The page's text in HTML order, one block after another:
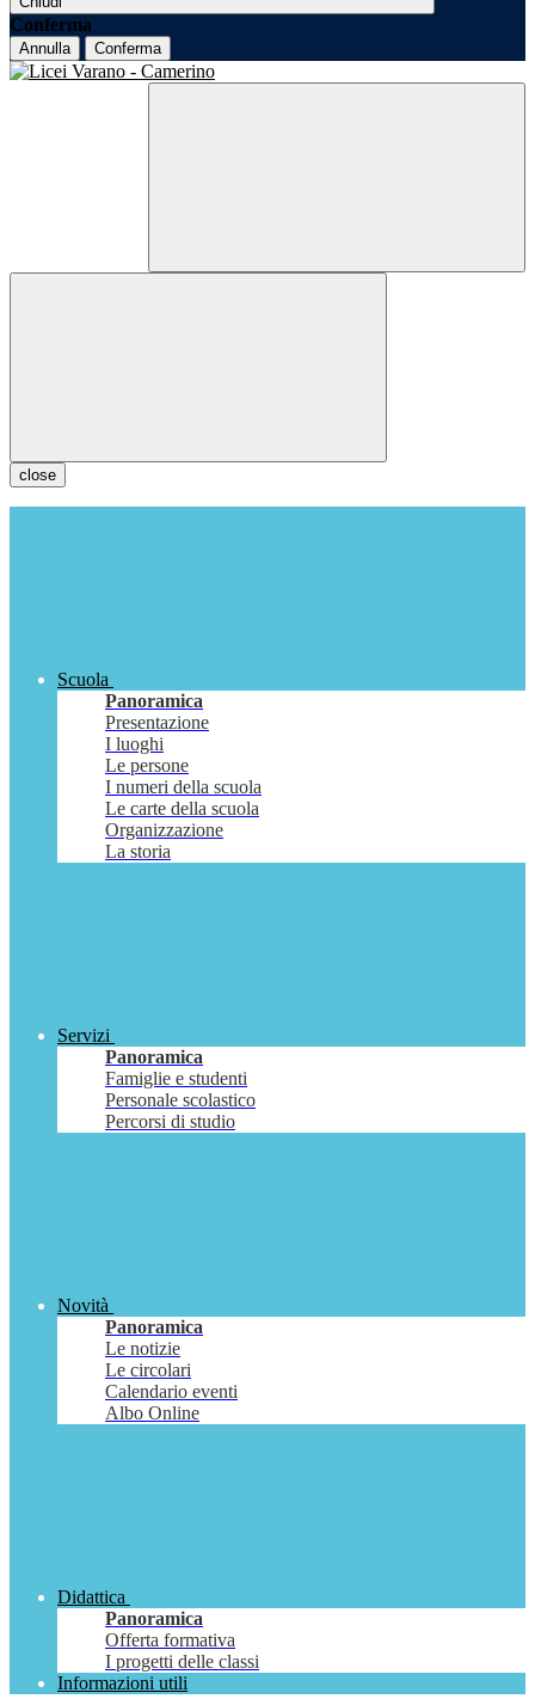
Conferma
Annulla Conferma
close
Scuola
Panoramica
Presentazione
I luoghi
Le persone
I numeri della scuola
Le carte della scuola
Organizzazione
La storia
Servizi
Panoramica
Famiglie e studenti
Personale scolastico
Percorsi di studio
Novità
Panoramica
Le notizie
Le circolari
Calendario eventi
Albo Online
Didattica
Panoramica
Offerta formativa
I progetti delle classi
Informazioni utili